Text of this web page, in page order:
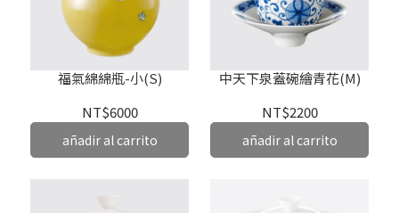
福氣綿綿瓶-小(S)
NT$6000
añadir al carrito
中天下泉蓋碗繪青花(M)
NT$2200
añadir al carrito